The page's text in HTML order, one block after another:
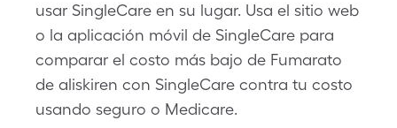
usar SingleCare en su lugar. Usa el sitio web
o la aplicación móvil de SingleCare para
comparar el costo más bajo de Fumarato
de aliskiren con SingleCare contra tu costo
usando seguro o Medicare.